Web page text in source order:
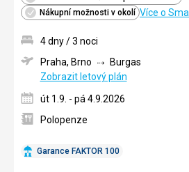
Nákupní možnosti v okolí Více o
Garance FAKTOR 100
4 dny / 3 noci
Praha, Brno
Burgas
Zobrazit letový plán
út 1.9. - pá 4.9.2026
Polopenze